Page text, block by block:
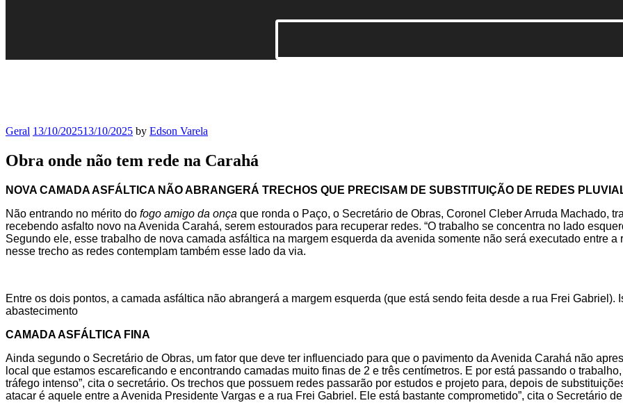
Geral 13/10/202513/10/2025 by Edson Varela
Obra onde não tem rede na Carahá
NOVA CAMADA ASFÁLTICA NÃO ABRANGERÁ TRECHOS QUE PRECISAM DE SUBSTITUIÇÃO DE REDES
Não entrando no mérito do fogo amigo da onça que ronda o Paço, o Secretário de Obras, Coronel Cleber Arruda Machado,
recebendo asfalto novo na Avenida Carahá, serem estourados para recuperar redes. “O trabalho se concentra no lado
Segundo ele, esse trabalho de nova camada asfáltica na margem esquerda da avenida somente não será executado entre
nesse trecho as redes contemplam também esse lado da via.
Entre os dois pontos, a camada asfáltica não abrangerá a margem esquerda (que está sendo feita desde a rua Frei
abastecimento
CAMADA ASFÁLTICA FINA
Ainda segundo o Secretário de Obras, um fator que deve ter influenciado para que o pavimento da Avenida Carahá não
local que estamos escareficando e encontrando camadas muito finas de 2 e três centímetros. E por está passando o
tráfego intenso”, cita o secretário. Os trechos que possuem redes passarão por estudos e projeto para, depois de
atacar é aquele entre a Avenida Presidente Vargas e a rua Frei Gabriel. Ele está bastante comprometido”, cita o Secretário